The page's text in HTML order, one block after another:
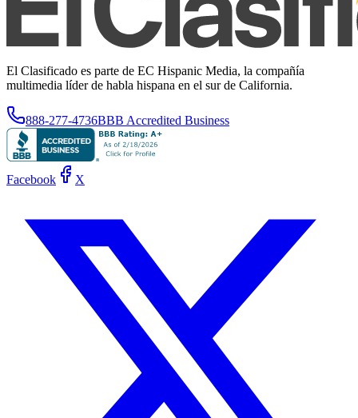
El Clasificado es parte de EC Hispanic Media, la compañía
multimedia líder de habla hispana en el sur de California.
888-277-4736BBB Accredited Business
Facebook X